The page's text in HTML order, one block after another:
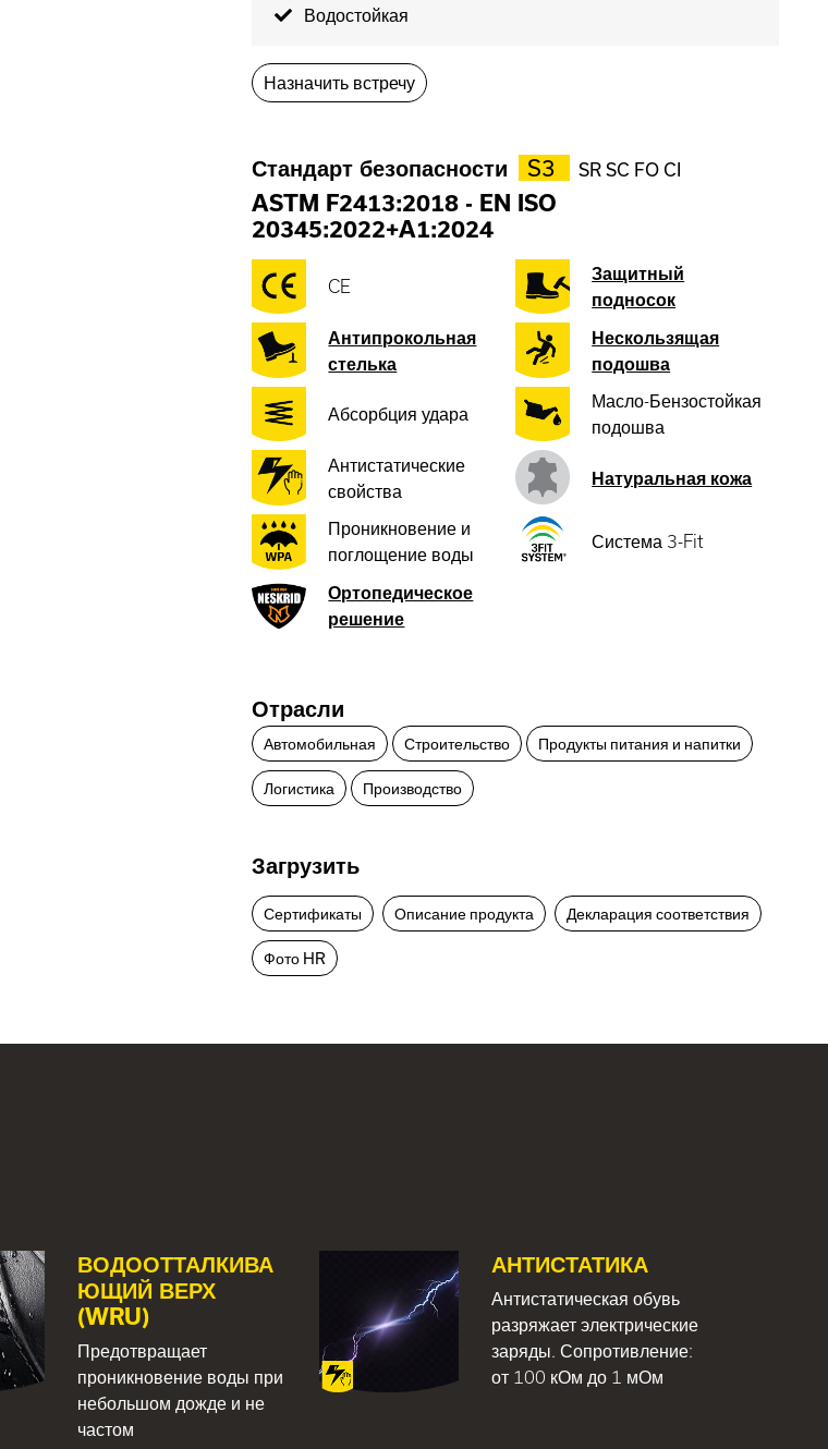
Водостойкая
Назначить встречу
Стандарт безопасности S3 SR SC FO CI
ASTM F2413:2018 - EN ISO
20345:2022+A1:2024
CE
Защитный
подносок
Антипрокольная
стелька
Нескользящая
подошва
Абсорбция удара
Масло-Бензостойкая
подошва
Антистатические
свойства
Натуральная кожа
Проникновение и
поглощение воды
Система 3-Fit
Ортопедическое
решение
Отрасли
Автомобильная Строительство Продукты питания и напитки
Логистика Производство
Загрузить
Сертификаты Описание продукта Декларация соответствия
Фото HR
ВОДООТТАЛКИВА
ЮЩИЙ ВЕРХ
(WRU)
Предотвращает
проникновение воды при
небольшом дожде и не
частом
АНТИСТАТИКА
Антистатическая обувь
разряжает электрические
заряды. Сопротивление:
от 100 кОм до 1 мОм